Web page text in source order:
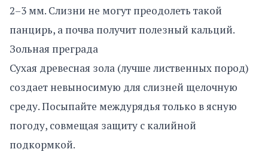
2–3 мм. Слизни не могут преодолеть такой
панцирь, а почва получит полезный кальций.
Зольная преграда
Сухая древесная зола (лучше лиственных пород)
создает невыносимую для слизней щелочную
среду. Посыпайте междурядья только в ясную
погоду, совмещая защиту с калийной
подкормкой.